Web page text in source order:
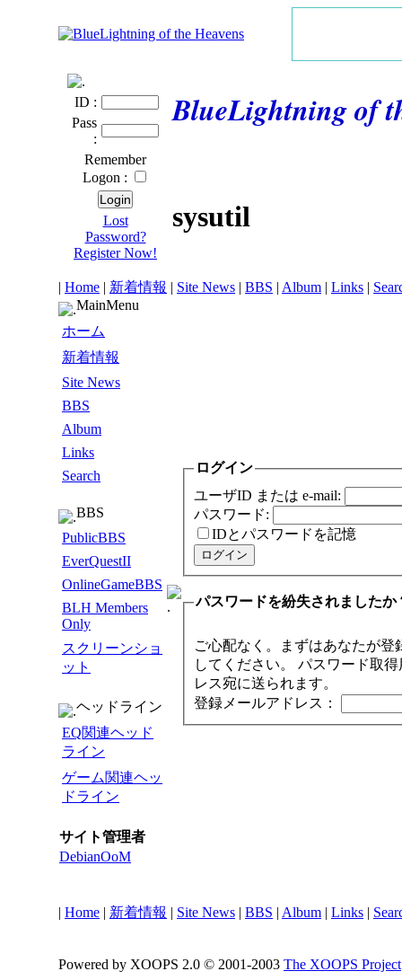
ID :
Pass
:
Remember
Logon :
Lost
Password?
Register Now!
BlueLightning of
sysutil
| Home | 新着情報 | Site News | BBS | Album | Links |
MainMenu
ホーム
新着情報
Site News
BBS
Album
Links
Search
BBS
PublicBBS
EverQuestII
OnlineGameBBS
BLH Members
Only
スクリーンショ
ット
ヘッドライン
EQ関連ヘッド
ライン
ゲーム関連ヘッ
ドライン
サイト管理者
DebianOoM
ログイン
ユーザID または e-mail:
パスワード:
IDとパスワードを記憶
パスワードを紛失されましたか
ご心配なく。まずはあなたが
してください。 パスワード取
レス宛に送られます。
登録メールアドレス：
| Home | 新着情報 | Site News | BBS | Album | Links |
Powered by XOOPS 2.0 © 2001-2003 The XOOPS Project